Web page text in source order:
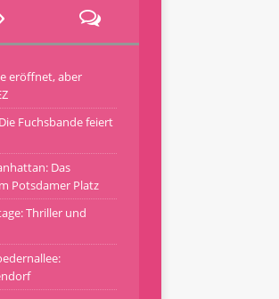
eröffnet, aber
Fuchsbande feiert
Das
Potsdamer Platz
Thriller und